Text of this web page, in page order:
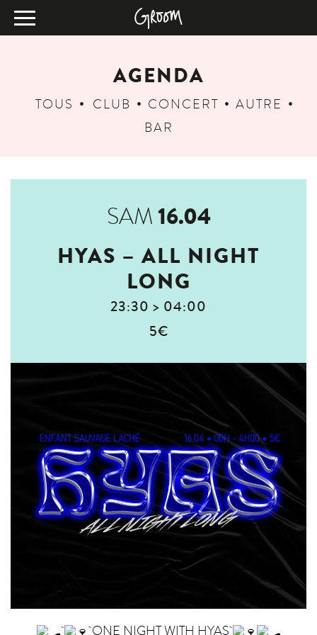
AGENDA
TOUS CLUB CONCERT
AUTRE
BAR
SAM16.04
HYAS – ALL NIGHT
LONG
23:30 > 04:00
5€
ONE NIGHT WITH HYAS